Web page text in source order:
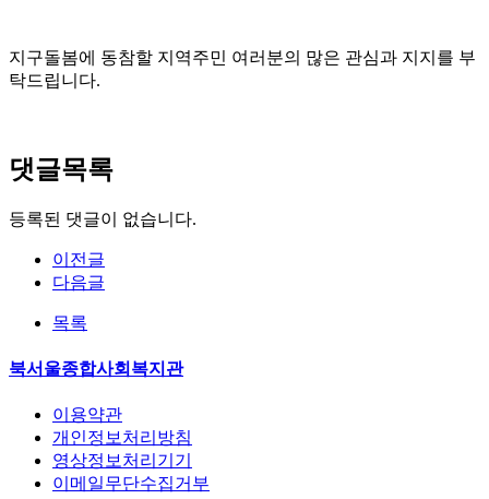
지구돌봄에 동참할 지역주민 여러분의 많은 관심과 지지를 부
탁드립니다.
댓글목록
등록된 댓글이 없습니다.
이전글
다음글
목록
북서울종합사회복지관
이용약관
개인정보처리방침
영상정보처리기기
이메일무단수집거부